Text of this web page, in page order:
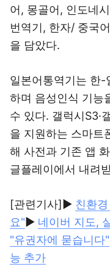
어, 몽골어, 인도네
번역기, 한자/ 중국
을 담았다.
일본어통역기는 한-
하며 음성인식 기능
수 있다. 갤럭시S3·
을 지원하는 스마트
해 사전과 기존 앱
글플레이에서 내려
[관련기사]▶ 친환
요"▶ 네이버 지도,
"유권자에 묻습니다"
능 추가